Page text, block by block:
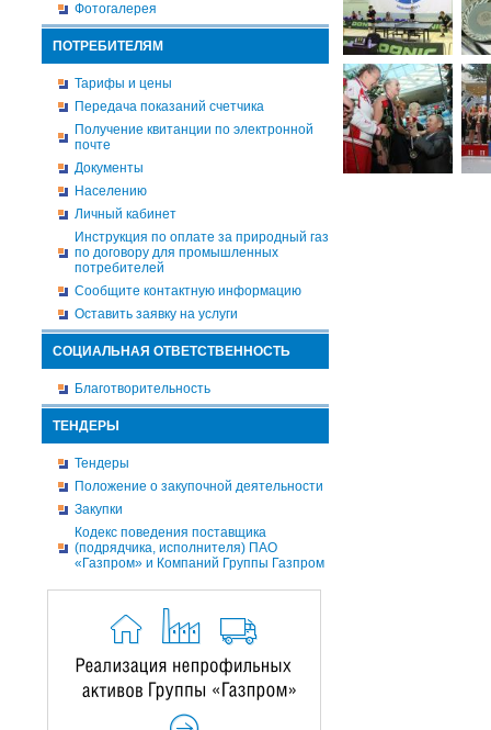
Фотогалерея
ПОТРЕБИТЕЛЯМ
Тарифы и цены
Передача показаний счетчика
Получение квитанции по электронной
почте
Документы
Населению
Личный кабинет
Инструкция по оплате за природный газ
по договору для промышленных
потребителей
Сообщите контактную информацию
Оставить заявку на услуги
СОЦИАЛЬНАЯ ОТВЕТСТВЕННОСТЬ
Благотворительность
ТЕНДЕРЫ
Тендеры
Положение о закупочной деятельности
Закупки
Кодекс поведения поставщика
(подрядчика, исполнителя) ПАО
«Газпром» и Компаний Группы Газпром